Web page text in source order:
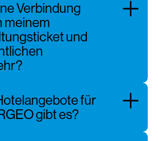
Verbindung
meinem
und
für
gibt es?